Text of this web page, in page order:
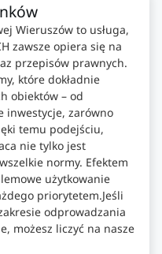
Wieruszów to usługa,
zawsze opiera się na
przepisów prawnych.
które dokładnie
obiektów – od
inwestycje, zarówno
temu podejściu,
nie tylko jest
normy. Efektem
użytkowanie
priorytetem.Jeśli
odprowadzania
możesz liczyć na nasze